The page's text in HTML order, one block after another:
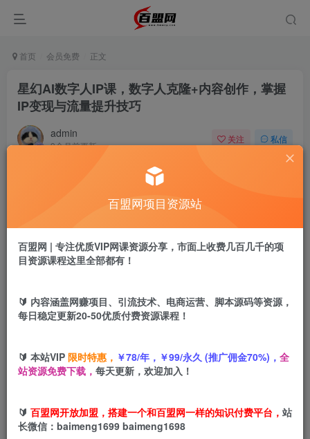
首页 会员免费 正文
星幻AI数字人IP课，数字人克隆+内容创作，掌握
IP变现与流量提升技巧
admin
9个月前更新
关注 私信
盟币 9.9
立即购买
本课以“星幻AI数字人”为技术底座，系统输出个人IP打造五部
百盟网项目资源站
百盟网 | 专注优质VIP网课资源分享，市面上收费几百几千的项
目资源课程这里全部都有！
🔰 内容涵盖网赚项目、引流技术、电商运营、脚本源码等资源，
每日稳定更新20-50优质付费资源课程！
🔰 本站VIP 限时特惠， ￥78/年，￥99/永久 (推广佣金70%)， 全
站资源免费下载， 每天更新，欢迎加入！
🔰 百盟网开放加盟，搭建一个和百盟网一样的知识付费平台， 站
长微信：baimeng1699 baimeng1698